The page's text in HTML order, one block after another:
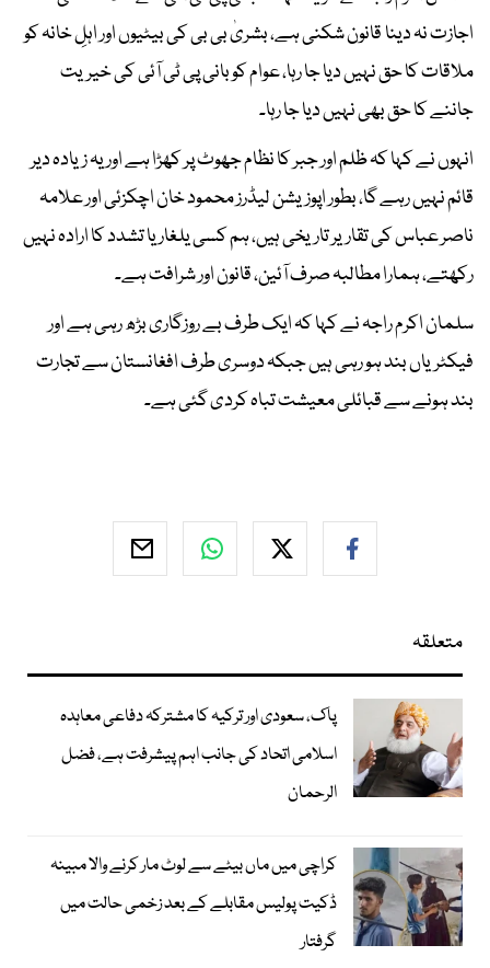
اجازت نہ دینا قانون شکنی ہے، بشریٰ بی بی کی بیٹیوں اور اہلِ خانہ کو
ملاقات کا حق نہیں دیا جا رہا، عوام کو بانی پی ٹی آئی کی خیریت
جاننے کا حق بھی نہیں دیا جا رہا۔
انہوں نے کہا کہ ظلم اور جبر کا نظام جھوٹ پر کھڑا ہے اور یہ زیادہ دیر
قائم نہیں رہے گا، بطور اپوزیشن لیڈرز محمود خان اچکزئی اور علامہ
ناصر عباس کی تقاریر تاریخی ہیں، ہم کسی یلغار یا تشدد کا ارادہ نہیں
رکھتے، ہمارا مطالبہ صرف آئین، قانون اور شرافت ہے۔
سلمان اکرم راجہ نے کہا کہ ایک طرف بے روزگاری بڑھ رہی ہے اور
فیکٹریاں بند ہو رہی ہیں جبکہ دوسری طرف افغانستان سے تجارت
بند ہونے سے قبائلی معیشت تباہ کردی گئی ہے۔
متعلقہ
پاک، سعودی اور ترکیہ کا مشترکہ دفاعی معاہدہ
اسلامی اتحاد کی جانب اہم پیشرفت ہے، فضل
الرحمان
کراچی میں ماں بیٹے سے لوٹ مار کرنے والا مبینہ
ڈکیت پولیس مقابلے کے بعد زخمی حالت میں
گرفتار